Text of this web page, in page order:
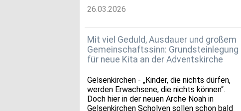
26.03.2026
Mit viel Geduld, Ausdauer und großem
Gemeinschaftssinn: Grundsteinlegung
für neue Kita an der Adventskirche
Gelsenkirchen - „Kinder, die nichts dürfen,
werden Erwachsene, die nichts können“.
Doch hier in der neuen Arche Noah in
Gelsenkirchen Scholven sollen schon bald